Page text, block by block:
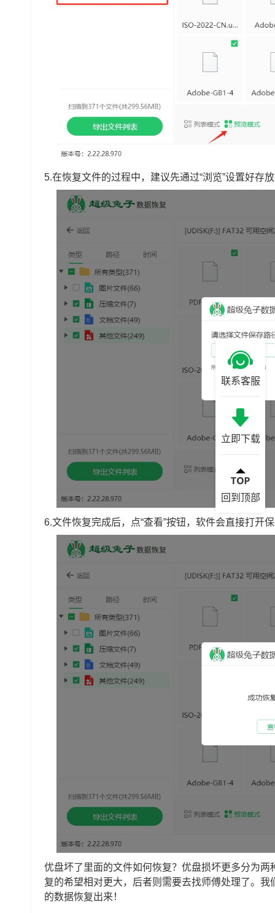
5.在恢复文件的过程中，建议先通过“浏览”设置好存
6.文件恢复完成后，点“查看”按钮，软件会直接打开
优盘坏了里面的文件如何恢复？优盘损坏更多分为
复的希望相对更大，后者则需要去找师傅处理了。
的数据恢复出来！
联系客服
立即下载
回到顶部